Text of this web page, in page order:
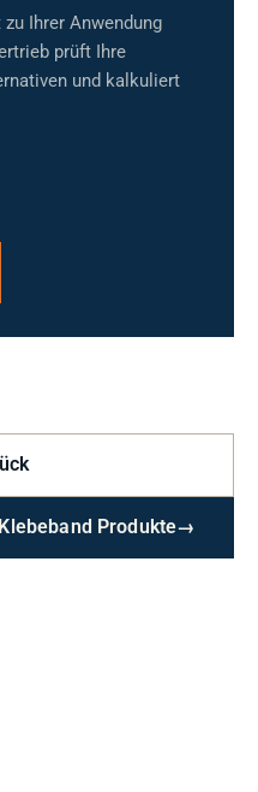
Ihrer Anwendung
prüft Ihre
und kalkuliert
Produkte→